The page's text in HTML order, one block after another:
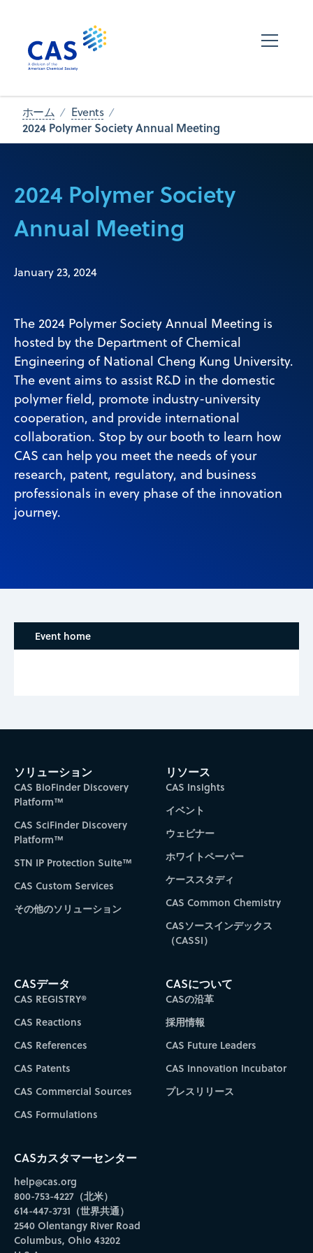
ホーム Events
2024 Polymer Society Annual Meeting
2024 Polymer Society
Annual Meeting
January 23, 2024
The 2024 Polymer Society Annual Meeting is
hosted by the Department of Chemical
Engineering of National Cheng Kung University.
The event aims to assist R&D in the domestic
polymer field, promote industry-university
cooperation, and provide international
collaboration. Stop by our booth to learn how
CAS can help you meet the needs of your
research, patent, regulatory, and business
professionals in every phase of the innovation
journey.
Event home
ソリューション
CAS BioFinder Discovery
Platform™
CAS SciFinder Discovery
Platform™
STN IP Protection Suite™
CAS Custom Services
その他のソリューション
リソース
CAS Insights
イベント
ウェビナー
ホワイトペーパー
ケーススタディ
CAS Common Chemistry
CASソースインデックス
（CASSI）
CASデータ
CAS REGISTRY®
CAS Reactions
CAS References
CAS Patents
CAS Commercial Sources
CAS Formulations
CASについて
CASの沿革
採用情報
CAS Future Leaders
CAS Innovation Incubator
プレスリリース
CASカスタマーセンター
help@cas.org
800-753-4227（北米）
614-447-3731（世界共通）
2540 Olentangy River Road
Columbus, Ohio 43202